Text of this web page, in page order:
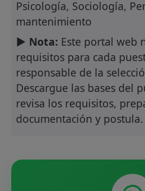
Psicología, Sociología,
mantenimiento
► Nota: Este portal web
requisitos para cada
responsable de la
Descargue las bases del
revisa los requisitos,
documentación y postula.